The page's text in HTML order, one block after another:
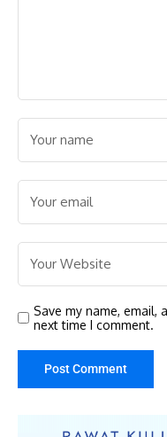
Save my name, email,
next time I comment.